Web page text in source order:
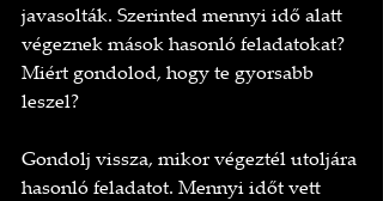
javasolták. Szerinted mennyi idő alatt
végeznek mások hasonló feladatokat?
Miért gondolod, hogy te gyorsabb
leszel?
Gondolj vissza, mikor végeztél utoljára
hasonló feladatot. Mennyi időt vett